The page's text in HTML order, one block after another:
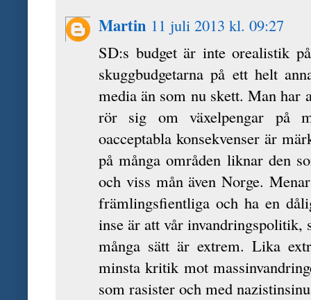
Martin 11 juli 2013 kl. 09:27
SD:s budget är inte orealistik
skuggbudgetarna på ett helt
media än som nu skett. Man har
rör sig om växelpengar på
oacceptabla konsekvenser är
på många områden liknar den
och viss mån även Norge.
främlingsfientliga och ha en
inse är att vår invandringspolitik,
många sätt är extrem. Lika
minsta kritik mot
som rasister och med